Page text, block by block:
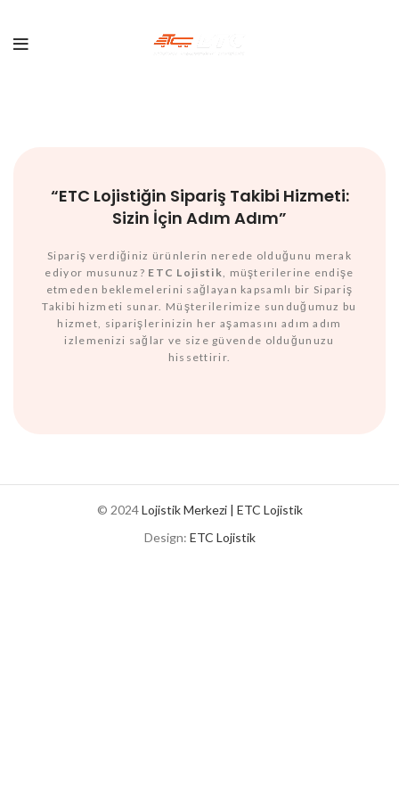
“ETC Lojistiğin Sipariş Takibi Hizmeti:
Sizin İçin Adım Adım”
Sipariş verdiğiniz ürünlerin nerede olduğunu merak
ediyor musunuz? ETC Lojistik , müşterilerine endişe
etmeden beklemelerini sağlayan kapsamlı bir Sipariş
Takibi hizmeti sunar. Müşterilerimize sunduğumuz bu
hizmet, siparişlerinizin her aşamasını adım adım
izlemenizi sağlar ve size güvende olduğunuzu
hissettirir.
© 2024Lojistik Merkezi | ETC Lojistik
Design: ETC Lojistik